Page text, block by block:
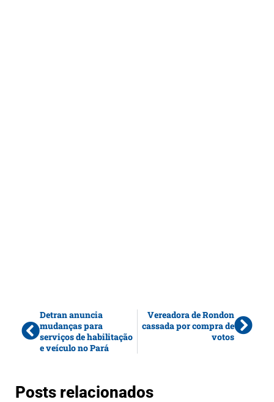
Detran anuncia
mudanças para
serviços de habilitação
e veículo no Pará
Vereadora de Rondon
cassada por compra de
votos
Posts relacionados